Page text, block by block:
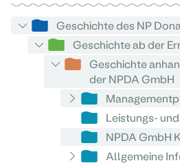
Geschichte des NP
Geschichte ab der
Geschichte
der NPDA GmbH
Leistungs-
NPDA GmbH
Allgemeine